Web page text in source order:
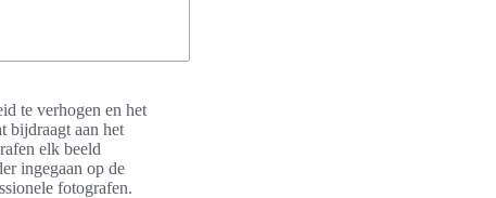
te verhogen en het
bijdraagt aan het
elk beeld
ingegaan op de
fotografen.